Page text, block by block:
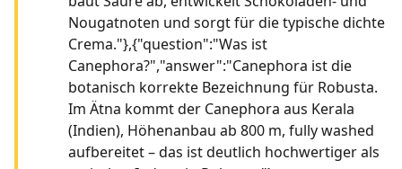
Nougatnoten und sorgt für die typische dichte
Crema."},{"question":"Was ist
Canephora?","answer":"Canephora ist die
botanisch korrekte Bezeichnung für Robusta.
Im Ätna kommt der Canephora aus Kerala
(Indien), Höhenanbau ab 800 m, fully washed
aufbereitet – das ist deutlich hochwertiger als